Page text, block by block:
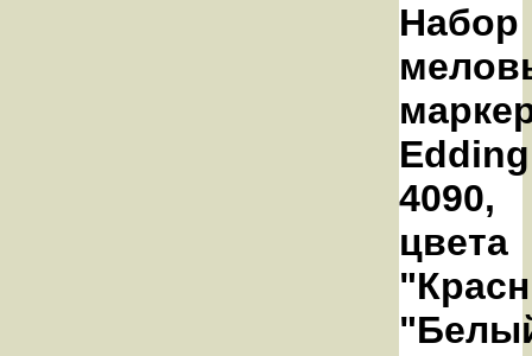
Набор
Edding
4090,
цвета